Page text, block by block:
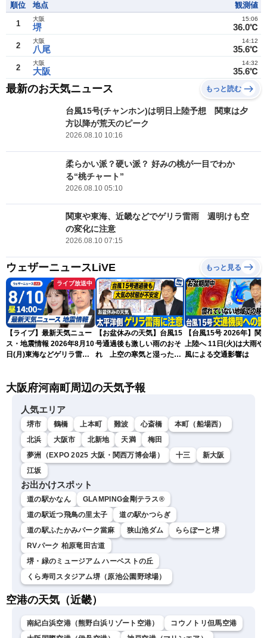
順位 地点 観測値
1 堺
大阪
36.0℃
15:06
2 八尾
大阪
35.6℃
14:12
2 大阪
大阪
35.6℃
14:32
最新のお天気ニュース もっと読む
台風15号(チャンホン)は明日上陸予想 関東は夕
方以降が荒天のピーク
2026.08.10 10:16
柔らかい派？硬い派？ 好みの桃が一目でわか
る“桃チャート”
2026.08.10 05:10
関東や東海、近畿などでゲリラ雷雨 週明けも空
の変化に注意
2026.08.10 07:15
ウェザーニュースLiVE もっと見る
ライブ放送中
【ライブ】最新天気ニュー
ス・地震情報 2026年8月10
日(月)東海などゲリラ雷雨
ースLiVEアフタヌーン・戸
【お盆休みの天気】台風15
号通過後も激しい雨のおそ
れ 上空の寒気と湿った空
【台風15号 2026年】関
上陸へ 11日(火)は大雨や
風による交通影響は
大阪府河南町周辺の天気予報
人気エリア
堺市 鶴橋 上本町 難波 心斎橋
本町（船場西）
北浜
大阪市 北新地 天満
梅田
夢洲（EXPO 2025 大阪・関西万博会場）
十三
新大阪
江坂
お出かけスポット
道の駅かなん
GLAMPING金剛テラス®
道の駅近つ飛鳥の里太子
道の駅かつらぎ
道の駅ふたかみパーク當麻
狭山池ダム
ららぽーと堺
RVパーク 柏原竜田古道
堺・緑のミュージアム ハーベストの丘
くら寿司スタジアム堺（原池公園野球場）
空港の天気（近畿）
南紀白浜空港（熊野白浜リゾート空港）
コウノトリ但馬空港